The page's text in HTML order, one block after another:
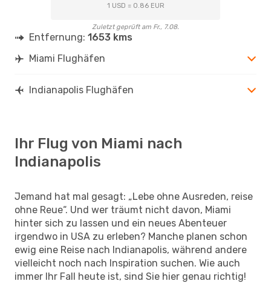
1 USD = 0.86 EUR
Zuletzt geprüft am Fr., 7.08.
Entfernung: 1653 kms
Miami Flughäfen
Indianapolis Flughäfen
Ihr Flug von Miami nach
Indianapolis
Jemand hat mal gesagt: „Lebe ohne Ausreden, reise
ohne Reue“. Und wer träumt nicht davon, Miami
hinter sich zu lassen und ein neues Abenteuer
irgendwo in USA zu erleben? Manche planen schon
ewig eine Reise nach Indianapolis, während andere
vielleicht noch nach Inspiration suchen. Wie auch
immer Ihr Fall heute ist, sind Sie hier genau richtig!